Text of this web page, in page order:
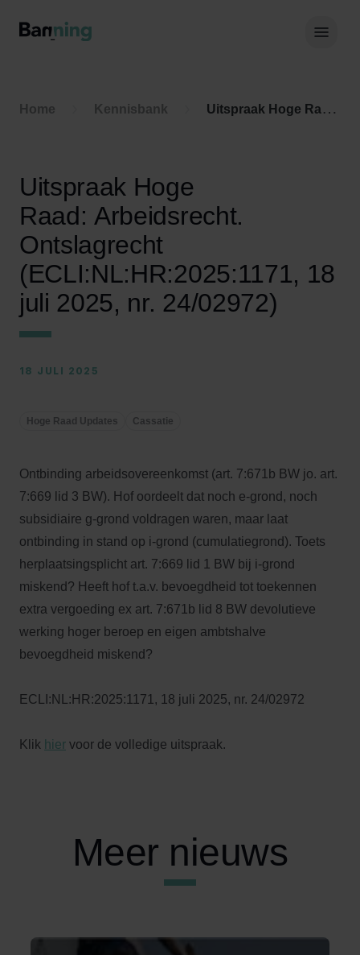
Home Kennisbank Uitspraak Hoge Raad: Arbeidsrecht. Ontslagrecht (ECLI:NL:HR:2025:1171, 18 juli 2025, nr. 24/02972)
Uitspraak Hoge
Raad: Arbeidsrecht.
Ontslagrecht
(ECLI:NL:HR:2025:1171, 18
juli 2025, nr. 24/02972)
18 JULI 2025
Hoge Raad Updates Cassatie
Ontbinding arbeidsovereenkomst (art. 7:671b BW jo. art.
7:669 lid 3 BW). Hof oordeelt dat noch e-grond, noch
subsidiaire g-grond voldragen waren, maar laat
ontbinding in stand op i-grond (cumulatiegrond). Toets
herplaatsingsplicht art. 7:669 lid 1 BW bij i-grond
miskend? Heeft hof t.a.v. bevoegdheid tot toekennen
extra vergoeding ex art. 7:671b lid 8 BW devolutieve
werking hoger beroep en eigen ambtshalve
bevoegdheid miskend?
ECLI:NL:HR:2025:1171, 18 juli 2025, nr. 24/02972
Klik hier voor de volledige uitspraak.
Meer nieuws